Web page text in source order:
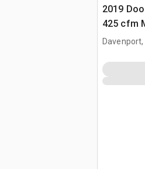
2019
425 cfm
Davenport,